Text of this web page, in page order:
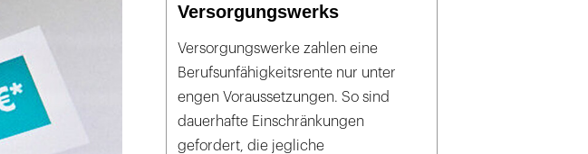
Versorgungswerks
Versorgungswerke zahlen eine
Berufsunfähigkeitsrente nur unter
engen Voraussetzungen. So sind
dauerhafte Einschränkungen
gefordert, die jegliche